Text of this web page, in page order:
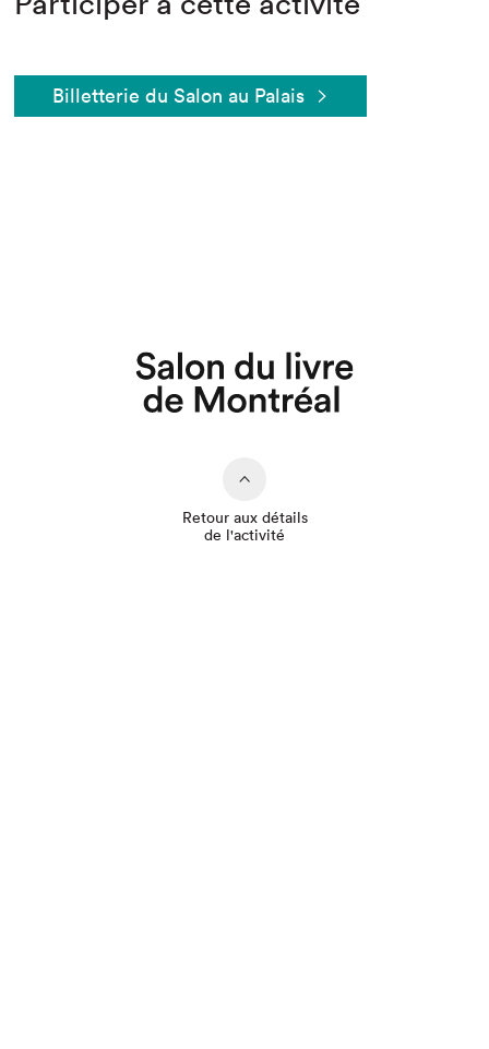
Billetterie du Salon au Palais
Retour aux détails
de l'activité